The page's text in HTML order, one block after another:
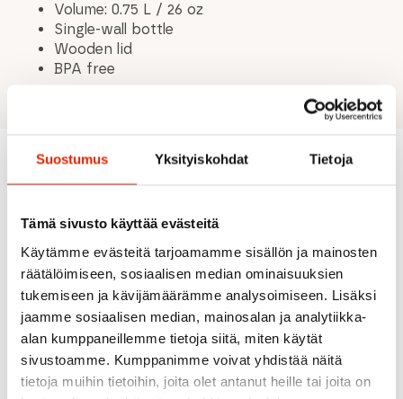
Suostumus Yksityiskohdat Tietoja
Tämä sivusto käyttää evästeitä
Käytämme evästeitä tarjoamamme sisällön ja mainosten
räätälöimiseen, sosiaalisen median ominaisuuksien
tukemiseen ja kävijämäärämme analysoimiseen. Lisäksi
jaamme sosiaalisen median, mainosalan ja analytiikka-
alan kumppaneillemme tietoja siitä, miten käytät
sivustoamme. Kumppanimme voivat yhdistää näitä
tietoja muihin tietoihin, joita olet antanut heille tai joita on
Volume: 0.75 L / 26 oz
Single-wall bottle
Wooden lid
BPA free
Recommended for you
Salomon Camelbak